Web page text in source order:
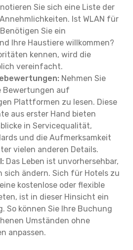
Sie sich eine Liste der
Ist WLAN für
Sie ein
Ihre Haustiere willkommen?
kennen, wird die
vereinfacht.
Nehmen Sie
Bewertungen auf
Plattformen zu lesen. Diese
aus erster Hand bieten
in Servicequalität,
und die Aufmerksamkeit
vielen anderen Details.
Das Leben ist unvorhersehbar,
sich ändern. Sich für Hotels zu
kostenlose oder flexible
ist in dieser Hinsicht ein
So können Sie Ihre Buchung
Umständen ohne
anpassen.